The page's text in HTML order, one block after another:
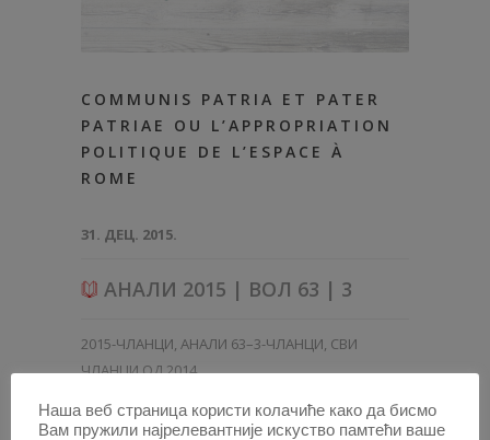
COMMUNIS PATRIA ET PATER
PATRIAE OU L’APPROPRIATION
POLITIQUE DE L’ESPACE À
ROME
31. ДЕЦ. 2015.
АНАЛИ 2015 | ВОЛ 63 | 3
2015-ЧЛАНЦИ, АНАЛИ 63–3-ЧЛАНЦИ, СВИ
ЧЛАНЦИ ОД 2014
Наша веб страница користи колачиће како да бисмо
Вам пружили најрелевантније искуство памтећи ваше